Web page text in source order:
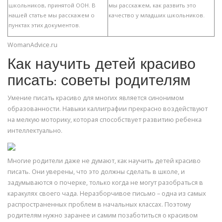
школьников, принятой ООН. В
нашей статье мы расскажем о
пунктах этих документов.
мы расскажем, как развить это
качество у младших школьников.
WomanAdvice.ru
Как научить детей красиво
писать: советы родителям
Умение писать красиво для многих является синонимом
образованности. Навыки каллиграфии прекрасно воздействуют
на мелкую моторику, которая способствует развитию ребенка
интеллектуально.
Многие родители даже не думают, как научить детей красиво
писать. Они уверены, что это должны сделать в школе, и
задумываются о почерке, только когда не могут разобраться в
каракулях своего чада. Неразборчивое письмо – одна из самых
распространенных проблем в начальных классах. Поэтому
родителям нужно заранее и самим позаботиться о красивом